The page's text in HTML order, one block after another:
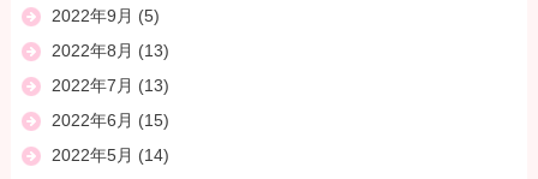
2022年9月 (5)
2022年8月 (13)
2022年7月 (13)
2022年6月 (15)
2022年5月 (14)